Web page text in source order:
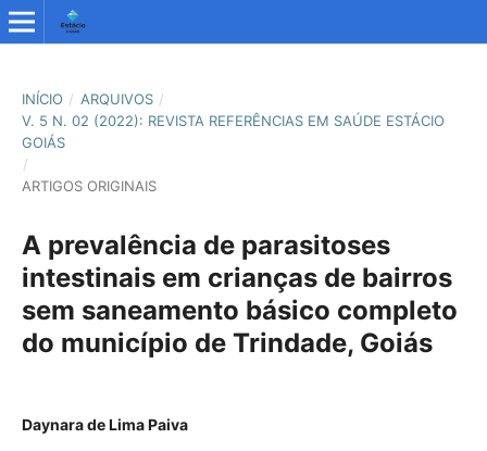
INÍCIO / ARQUIVOS /
V. 5 N. 02 (2022): REVISTA REFERÊNCIAS EM SAÚDE ESTÁCIO
GOIÁS
/
ARTIGOS ORIGINAIS
A prevalência de parasitoses
intestinais em crianças de bairros
sem saneamento básico completo
do município de Trindade, Goiás
Daynara de Lima Paiva